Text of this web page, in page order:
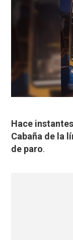
Hace
Cabaña de la
de paro.